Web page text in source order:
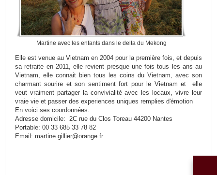
Martine avec les enfants dans le delta du Mekong
Elle est venue au Vietnam en 2004 pour la première fois, et depuis
sa retraite en 2011, elle revient presque une fois tous les ans au
Vietnam, elle connait bien tous les coins du Vietnam, avec son
charmant sourire et son sentiment fort pour le Vietnam et elle
veut vraiment partager la convivialité avec les locaux, vivre leur
vraie vie et passer des experiences uniques remplies d'émotion
En voici ses coordonnées:
Adresse domicile: 2C rue du Clos Toreau 44200 Nantes
Portable: 00 33 685 33 78 82
Email: martine.gillier@orange.fr